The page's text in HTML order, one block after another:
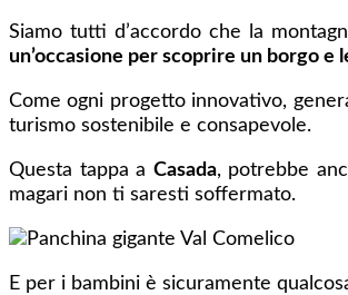
Siamo tutti d’accordo che la
un’occasione per scoprire un borgo e
Come ogni progetto innovativo,
turismo sostenibile e consapevole.
Questa tappa a Casada, potrebbe
magari non ti saresti soffermato.
E per i bambini è sicuramente